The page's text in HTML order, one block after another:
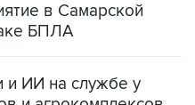
в Самарской
БПЛА
и ИИ на службе у